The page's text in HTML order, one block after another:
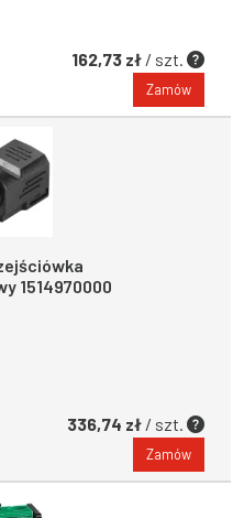
162,73 zł / szt.
Zamów
1514970000
336,74 zł / szt.
Zamów